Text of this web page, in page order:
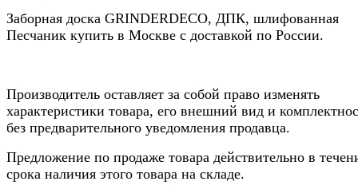
Заборная доска GRINDERDECO, ДПК, шлифованная
Песчаник купить в Москве с доставкой по России.
Производитель оставляет за собой право изменять
характеристики товара, его внешний вид и
без предварительного уведомления продавца.
Предложение по продаже товара действительно в
срока наличия этого товара на складе.